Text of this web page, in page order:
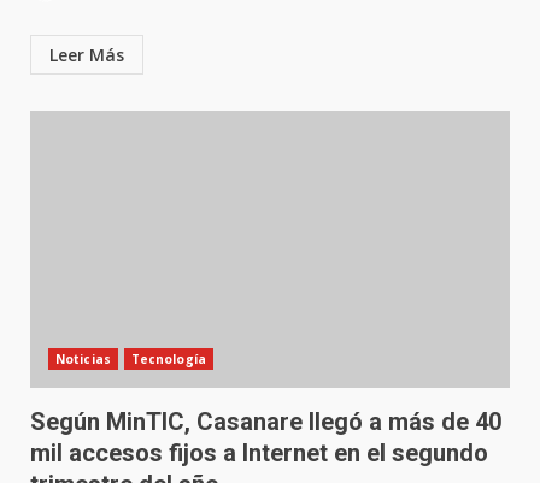
Leer Más
Noticias Tecnología
Según MinTIC, Casanare llegó a más de 40
mil accesos fijos a Internet en el segundo